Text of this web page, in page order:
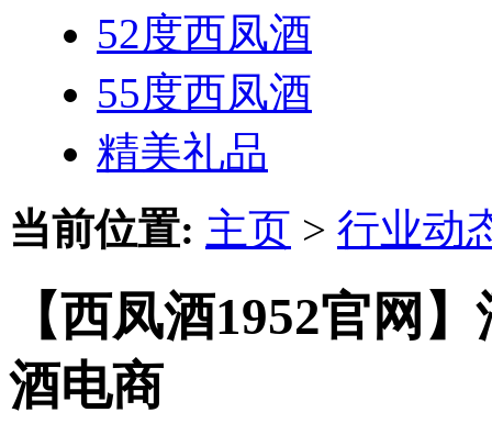
52度西凤酒
55度西凤酒
精美礼品
当前位置: 主页 > 行业动
【西凤酒1952官网
酒电商